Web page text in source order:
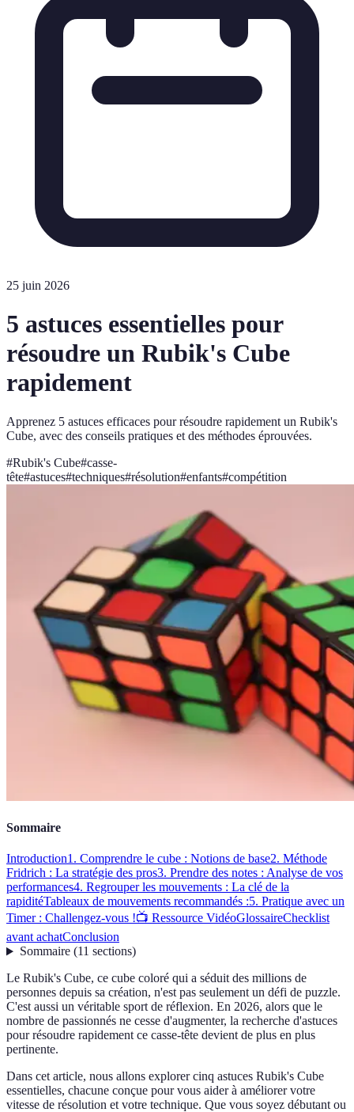
25 juin 2026
5 astuces essentielles pour
résoudre un Rubik's Cube
rapidement
Apprenez 5 astuces efficaces pour résoudre rapidement un Rubik's
Cube, avec des conseils pratiques et des méthodes éprouvées.
#Rubik's Cube#casse-
tête#astuces#techniques#résolution#enfants#compétition
Sommaire
Introduction1. Comprendre le cube : Notions de base2. Méthode
Fridrich : La stratégie des pros3. Prendre des notes : Analyse de vos
performances4. Regrouper les mouvements : La clé de la
rapiditéTableaux de mouvements recommandés :5. Pratique avec un
Timer : Challengez-vous !📺 Ressource VidéoGlossaireChecklist
avant achatConclusion
Sommaire(11 sections)
Le Rubik's Cube, ce cube coloré qui a séduit des millions de
personnes depuis sa création, n'est pas seulement un défi de puzzle.
C'est aussi un véritable sport de réflexion. En 2026, alors que le
nombre de passionnés ne cesse d'augmenter, la recherche d'astuces
pour résoudre rapidement ce casse-tête devient de plus en plus
pertinente.
Dans cet article, nous allons explorer cinq astuces Rubik's Cube
essentielles, chacune conçue pour vous aider à améliorer votre
vitesse de résolution et votre technique. Que vous soyez débutant ou